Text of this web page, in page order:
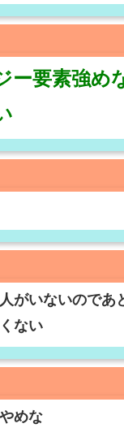
ー要素強め
がいないのであ
ない
めな